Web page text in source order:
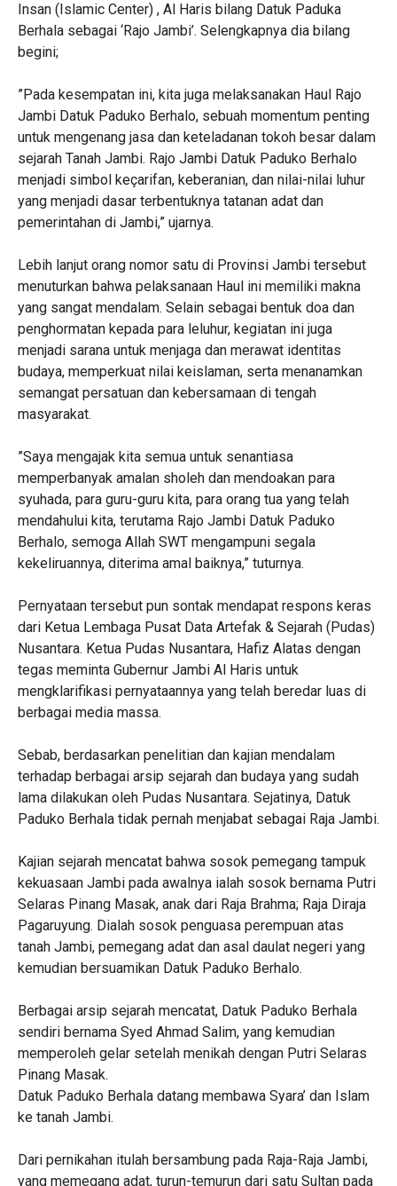
Insan (Islamic Center) , Al Haris bilang Datuk Paduka
Berhala sebagai ‘Rajo Jambi’. Selengkapnya dia bilang
begini;
‎”Pada kesempatan ini, kita juga melaksanakan Haul Rajo
Jambi Datuk Paduko Berhalo, sebuah momentum penting
untuk mengenang jasa dan keteladanan tokoh besar dalam
sejarah Tanah Jambi. Rajo Jambi Datuk Paduko Berhalo
menjadi simbol keçarifan, keberanian, dan nilai-nilai luhur
yang menjadi dasar terbentuknya tatanan adat dan
pemerintahan di Jambi,” ujarnya.
‎Lebih lanjut orang nomor satu di Provinsi Jambi tersebut
menuturkan bahwa pelaksanaan Haul ini memiliki makna
yang sangat mendalam. Selain sebagai bentuk doa dan
penghormatan kepada para leluhur, kegiatan ini juga
menjadi sarana untuk menjaga dan merawat identitas
budaya, memperkuat nilai keislaman, serta menanamkan
semangat persatuan dan kebersamaan di tengah
masyarakat.
‎”Saya mengajak kita semua untuk senantiasa
memperbanyak amalan sholeh dan mendoakan para
syuhada, para guru-guru kita, para orang tua yang telah
mendahului kita, terutama Rajo Jambi Datuk Paduko
Berhalo, semoga Allah SWT mengampuni segala
kekeliruannya, diterima amal baiknya,” tuturnya.
‎Pernyataan tersebut pun sontak mendapat respons keras
dari Ketua Lembaga Pusat Data Artefak & Sejarah (Pudas)
Nusantara. Ketua Pudas Nusantara, Hafiz Alatas dengan
tegas meminta Gubernur Jambi Al Haris untuk
mengklarifikasi pernyataannya yang telah beredar luas di
berbagai media massa.
‎Sebab, berdasarkan penelitian dan kajian mendalam
terhadap berbagai arsip sejarah dan budaya yang sudah
lama dilakukan oleh Pudas Nusantara. Sejatinya, Datuk
Paduko Berhala tidak pernah menjabat sebagai Raja Jambi.
‎Kajian sejarah mencatat bahwa sosok pemegang tampuk
kekuasaan Jambi pada awalnya ialah sosok bernama Putri
Selaras Pinang Masak, anak dari Raja Brahma; Raja Diraja
Pagaruyung. Dialah sosok penguasa perempuan atas
tanah Jambi, pemegang adat dan asal daulat negeri yang
kemudian bersuamikan Datuk Paduko Berhalo.
‎Berbagai arsip sejarah mencatat, Datuk Paduko Berhala
sendiri bernama Syed Ahmad Salim, yang kemudian
memperoleh gelar setelah menikah dengan Putri Selaras
Pinang Masak.
‎Datuk Paduko Berhala datang membawa Syara’ dan Islam
ke tanah Jambi.
‎Dari pernikahan itulah bersambung pada Raja-Raja Jambi,
yang memegang adat, turun-temurun dari satu Sultan pada